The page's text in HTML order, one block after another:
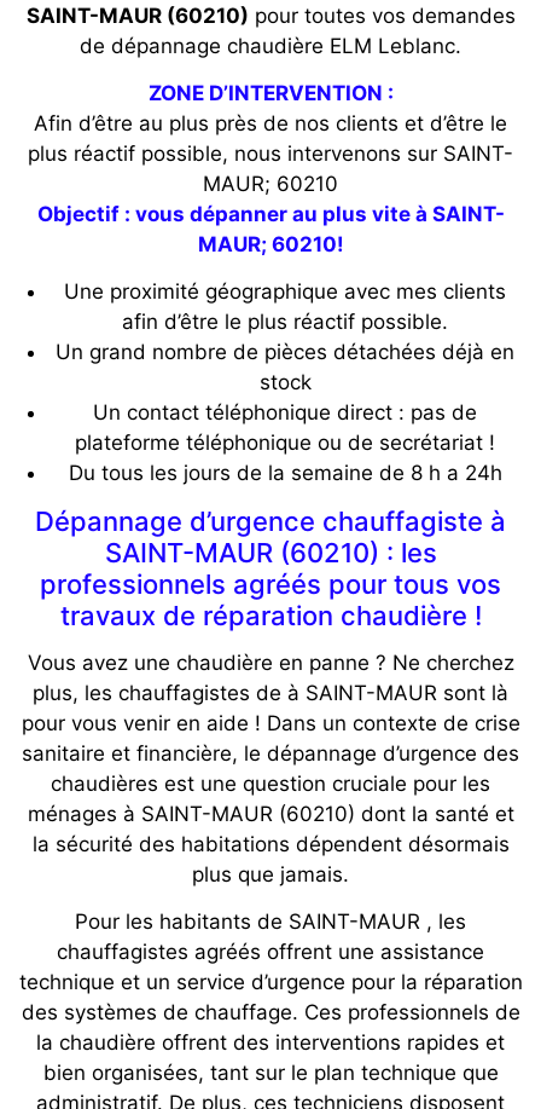
SAINT-MAUR (60210) pour toutes vos demandes
de dépannage chaudière ELM Leblanc.
ZONE D’INTERVENTION :
Afin d’être au plus près de nos clients et d’être le
plus réactif possible, nous intervenons sur SAINT-
MAUR; 60210
Objectif : vous dépanner au plus vite à SAINT-
MAUR; 60210!
Une proximité géographique avec mes clients
afin d’être le plus réactif possible.
Un grand nombre de pièces détachées déjà en
stock
Un contact téléphonique direct : pas de
plateforme téléphonique ou de secrétariat !
Du tous les jours de la semaine de 8 h a 24h
Dépannage d’urgence chauffagiste à
SAINT-MAUR (60210) : les
professionnels agréés pour tous vos
travaux de réparation chaudière !
Vous avez une chaudière en panne ? Ne cherchez
plus, les chauffagistes de à SAINT-MAUR sont là
pour vous venir en aide ! Dans un contexte de crise
sanitaire et financière, le dépannage d’urgence des
chaudières est une question cruciale pour les
ménages à SAINT-MAUR (60210) dont la santé et
la sécurité des habitations dépendent désormais
plus que jamais.
Pour les habitants de SAINT-MAUR , les
chauffagistes agréés offrent une assistance
technique et un service d’urgence pour la réparation
des systèmes de chauffage. Ces professionnels de
la chaudière offrent des interventions rapides et
bien organisées, tant sur le plan technique que
administratif. De plus, ces techniciens disposent